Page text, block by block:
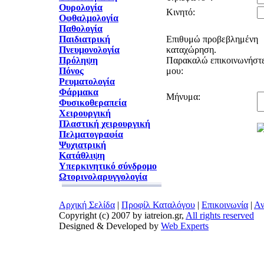
Ουρολογία
Οφθαλμολογία
Παθολογία
Παιδιατρική
Πνευμονολογία
Πρόληψη
Πόνος
Ρευματολογία
Φάρμακα
Φυσικοθεραπεία
Χειρουργική
Πλαστική χειρουργική
Πελματογραφία
Ψυχιατρική
Κατάθλιψη
Υπερκινητικό σύνδρομο
Ωτορινολαρυγγολογία
Κινητό:
Επιθυμώ προβεβλημένη
καταχώρηση.
Παρακαλώ
μου:
Μήνυμα:
Αρχική Σελίδα | Προφίλ Καταλόγου | Επικοινωνία |
Copyright (c) 2007 by iatreion.gr, All rights reserved
Designed & Developed by Web Experts